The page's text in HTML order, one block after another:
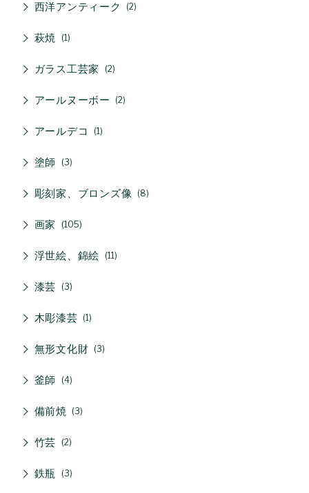
西洋アンティーク 2
萩焼 1
ガラス工芸家 2
アールヌーボー 2
アールデコ 1
塗師 3
彫刻家、ブロンズ像 8
画家 105
浮世絵、錦絵 11
漆芸 3
木彫漆芸 1
無形文化財 3
釜師 4
備前焼 3
竹芸 2
鉄瓶 3